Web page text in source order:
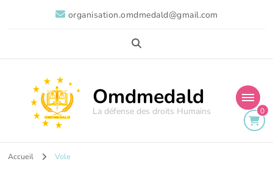
organisation.omdmedald@gmail.com
Omdmedald
La défense des droits Humains 0
Accueil Vole